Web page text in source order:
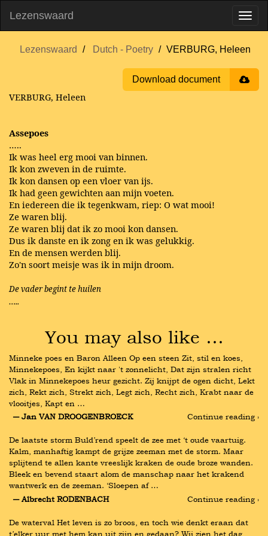
Lezenswaard
Lezenswaard Dutch - Poetry VERBURG, Heleen
Download document
VERBURG, Heleen
Assepoes
…..
Ik was heel erg mooi van binnen.
Ik kon zweven in de ruimte.
Ik kon dansen op een vloer van ijs.
Ik had geen gewichten aan mijn voeten.
En iedereen die ik tegenkwam, riep: O wat mooi!
Ze waren blij.
Ze waren blij dat ik zo mooi kon dansen.
Dus ik danste en ik zong en ik was gelukkig.
En de mensen werden blij.
Zo'n soort meisje was ik in mijn droom.
De vader begint te huilen
…..
You may also like …
Minneke poes en Baron Alleen Op een steen Zit, stil en koes,
Minnekepoes, En kijkt naar 't zonnelicht, Dat zijn stralen richt
Vlak in Minnekepoes heur gezicht. Zij knijpt de ogen dicht, Lekt
zich, Rekt zich, Strekt zich, Legt zich, Recht zich, Krabt naar de
vlooitjes, Kapt en …
― Jan VAN DROOGENBROECK
Continue reading ›
De laatste storm Buld’rend speelt de zee met ‘t oude vaartuig.
Kalm, manhaftig kampt de grijze zeeman met de storm. Maar
splijtend te allen kante vreeslijk kraken de oude broze wanden.
Bleek en bevend staart alom de manschap naar het krakend
wantwerk en de zeeman. ‘Sloepen af …
― Albrecht RODENBACH
Continue reading ›
De waterval Het leven is zo broos, en toch wie denkt eraan dat
t’elker uur met hem kan uit zijn en gedaan? Wij zien het dag